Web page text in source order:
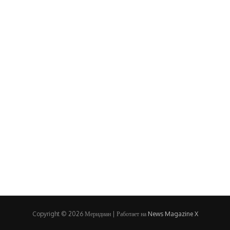
Copyright © 2026 Меридиан | Работает на News Magazine X